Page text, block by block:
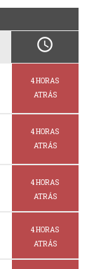
schedule
4 HORAS
ATRÁS
4 HORAS
ATRÁS
4 HORAS
ATRÁS
4 HORAS
ATRÁS